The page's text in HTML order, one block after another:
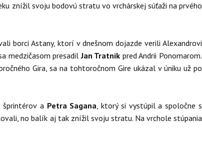
znížil svoju bodovú stratu vo vrchárskej súťaži na prvého
borci Astany, ktorí v dnešnom dojazde verili Alexandrovi
medzičasom presadilJan Tratnik pred Andrii Ponomarom.
Gira, sa na tohtoročnom Gire ukázal v úniku už po
šprintérov a Petra Sagana, ktorý si vystúpil a spoločne s
no balík aj tak znížil svoju stratu. Na vrchole stúpania